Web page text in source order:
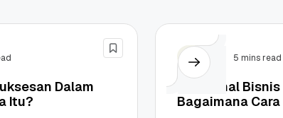
Dalam
Itu?
Bisnis 5 mins read
Mengenal
Bagaimana